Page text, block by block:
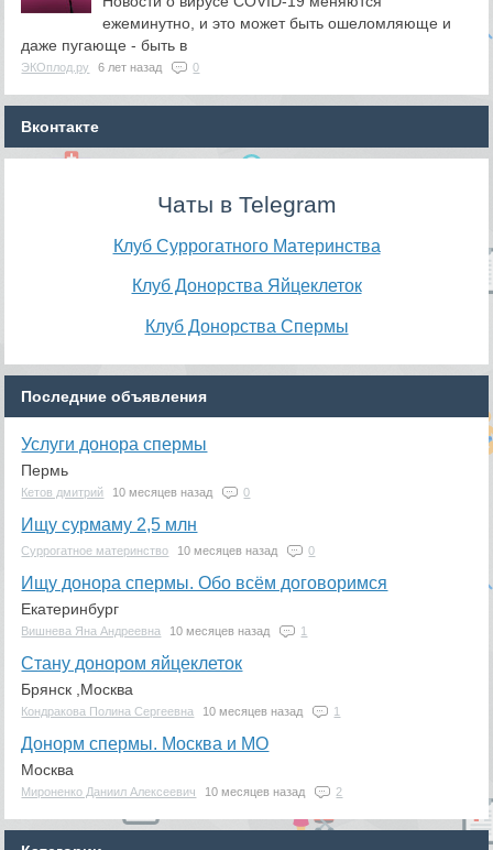
ежеминутно, и это может быть ошеломляюще и
даже пугающе - быть в
ЭКОплод.ру 6 лет назад 0
Вконтакте
Чаты в Telegram
Клуб Суррогатного Материнства
Клуб Донорства Яйцеклеток
Клуб Донорства Спермы
Последние объявления
Услуги донора спермы
Пермь
Кетов дмитрий 10 месяцев назад 0
Ищу сурмаму 2,5 млн
Суррогатное материнство 10 месяцев назад 0
Ищу донора спермы. Обо всём договоримся
Екатеринбург
Вишнева Яна Андреевна 10 месяцев назад 1
Стану донором яйцеклеток
Брянск ,Москва
Кондракова Полина Сергеевна 10 месяцев назад 1
Донорм спермы. Москва и МО
Москва
Мироненко Даниил Алексеевич 10 месяцев назад 2